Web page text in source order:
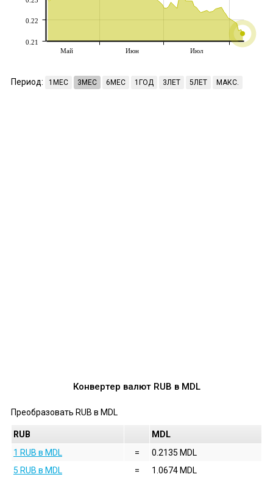
Май Июн Июл
0.21
0.22
Период: 1МЕС 3МЕС 6МЕС 1ГОД 3ЛЕТ 5ЛЕТ МАКС.
Конвертер валют RUB в MDL
Преобразовать RUB в MDL
RUB
MDL
1 RUB в MDL
=
0.2135 MDL
5 RUB в MDL
=
1.0674 MDL